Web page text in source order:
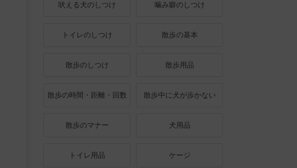
吠える犬のしつけ 噛み癖のしつけ
トイレのしつけ 散歩の基本
散歩のしつけ 散歩用品
散歩の時間・距離・回数 散歩中に犬が歩かない
散歩のマナー 犬用品
トイレ用品 ケージ